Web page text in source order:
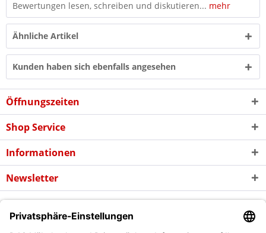
Bewertungen lesen, schreiben und diskutieren... mehr
Ähnliche Artikel
Kunden haben sich ebenfalls angesehen
Öffnungszeiten
Shop Service
Informationen
Newsletter
* Alle Preise inkl. gesetzl. Mehrwertsteuer zzgl. evtl.
und
ggf. Nachnahmegebühren, wenn nicht anders beschrieben